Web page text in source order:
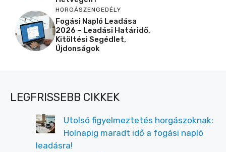
HORGÁSZENGEDÉLY
Fogási Napló Leadása
2026 – Leadási Határidő,
Kitöltési Segédlet,
Újdonságok
LEGFRISSEBB CIKKEK
Utolsó figyelmeztetés horgászoknak:
Holnapig maradt idő a fogási napló
leadásra!